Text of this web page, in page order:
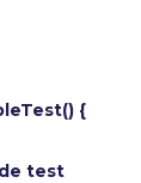
{
test